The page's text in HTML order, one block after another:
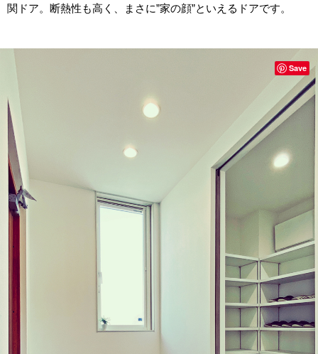
関ドア。断熱性も高く、まさに”家の顔”といえるドアです。
Save